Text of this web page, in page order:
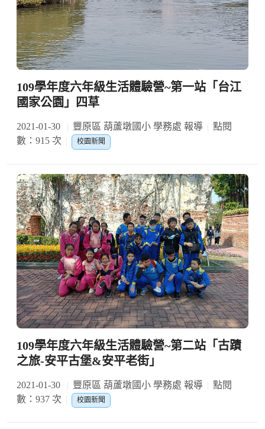
109學年度六年級生活體驗營~第一站「台江
國家公園」四草
2021-01-30 豐原區 葫蘆墩國小 學務處 報導
點閱
數：915 次
校園新聞
109學年度六年級生活體驗營~第二站「古蹟
之旅-安平古堡&安平老街」
2021-01-30 豐原區 葫蘆墩國小 學務處 報導
點閱
數：937 次
校園新聞